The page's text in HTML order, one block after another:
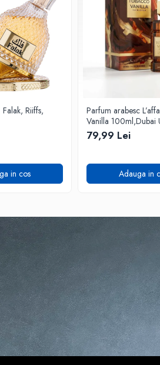
Riiffs,
in cos
Parfum arabesc
Vanilla 100ml,Dubai
79,99 Lei
Adauga in